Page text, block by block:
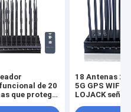
de 20
que protege
18 Antenas 2G
5G GPS WIFI
LOJACK